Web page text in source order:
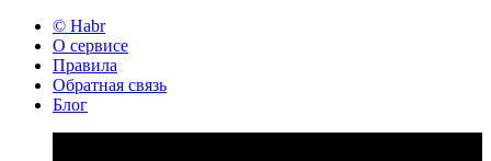
© Habr
О сервисе
Правила
Обратная связь
Блог